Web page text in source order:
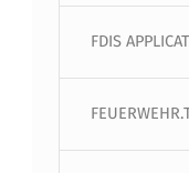
FDIS